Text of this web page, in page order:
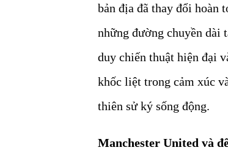
bản địa đã thay đổi hoàn
những đường chuyền dài
duy chiến thuật hiện đại
khốc liệt trong cảm xúc
thiên sử ký sống động.
Manchester United và